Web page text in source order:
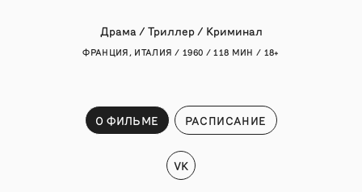
Драма / Триллер / Криминал
ФРАНЦИЯ, ИТАЛИЯ / 1960 / 118 МИН / 18+
О ФИЛЬМЕ РАСПИСАНИЕ
VK